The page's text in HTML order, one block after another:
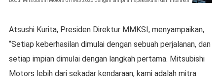
Atsushi Kurita, Presiden Direktur MMKSI, menyampaikan,
“Setiap keberhasilan dimulai dengan sebuah perjalanan, dan
setiap impian dimulai dengan langkah pertama. Mitsubishi
Motors lebih dari sekadar kendaraan; kami adalah mitra